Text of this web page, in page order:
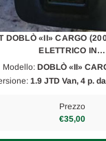
DOBLÒ «II» CARGO
ELETTRICO IN…
Modello: DOBLÒ «II»
1.9 JTD Van, 4 p.
Prezzo
€35,00